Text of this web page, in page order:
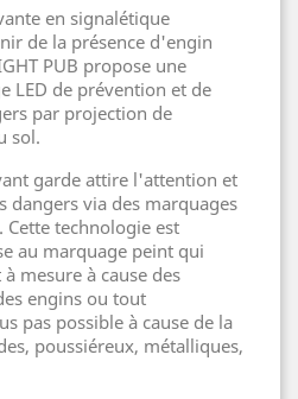
en signalétique
de la présence d'engin
PUB propose une
LED de prévention et de
par projection de
sol.
garde attire l'attention et
dangers via des marquages
technologie est
au marquage peint qui
mesure à cause des
engins ou tout
pas possible à cause de la
poussiéreux, métalliques,